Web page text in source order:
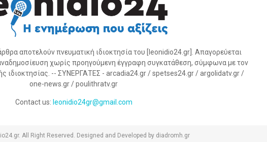
αποτελούν πνευματική ιδιοκτησία του [leonidio24.gr]. Απαγορεύεται
χωρίς προηγούμενη έγγραφη συγκατάθεση, σύμφωνα με τον
ιδιοκτησίας. -- ΣΥΝΕΡΓΑΤΕΣ - arcadia24.gr / spetses24.gr / argolidatv.gr /
one-news.gr / poulithratv.gr
Contact us: leonidio24gr@gmail.com
All Right Reserved. Designed and Developed by diadromh.gr